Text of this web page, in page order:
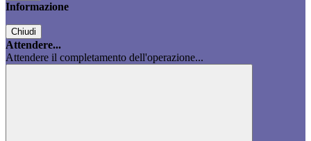
Informazione
Chiudi
Attendere...
Attendere il completamento dell'operazione...